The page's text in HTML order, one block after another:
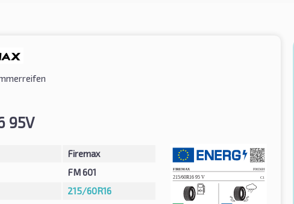
95V
Firemax
FM 601
215/60R16